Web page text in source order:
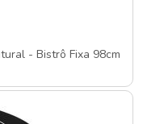
- Bistrô Fixa 98cm